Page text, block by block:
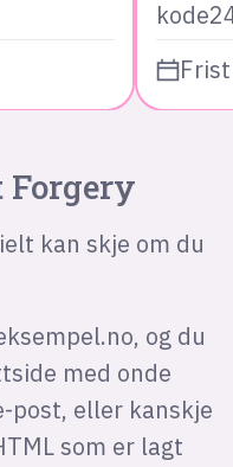
Forgery
kan skje om du
og du
med onde
post, eller kanskje
som er lagt